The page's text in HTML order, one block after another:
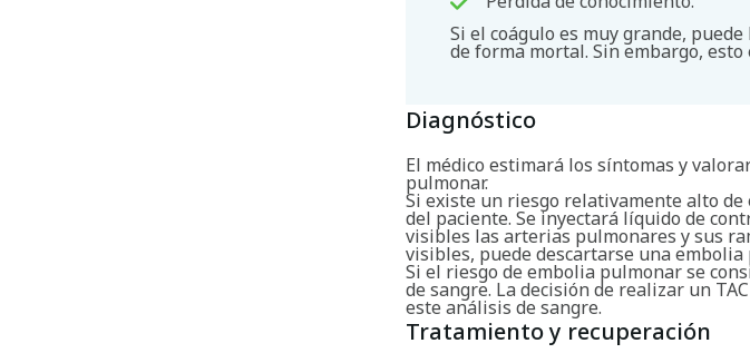
Si el coágulo es muy grande,
de forma mortal. Sin embargo, esto
Diagnóstico
El médico estimará los síntomas y
pulmonar.
Si existe un riesgo relativamente alto
del paciente. Se inyectará líquido de
visibles las arterias pulmonares y sus
visibles, puede descartarse una embolia
Si el riesgo de embolia pulmonar se
de sangre. La decisión de realizar un
este análisis de sangre.
Tratamiento y recuperación